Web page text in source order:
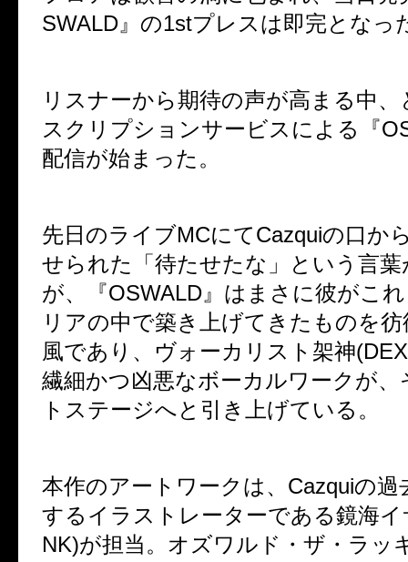
SWALD』の1stプレスは即完となっ
リスナーから期待の声が高まる中
スクリプションサービスによる『
配信が始まった。
先日のライブMCにてCazquiの口か
せられた「待たせたな」という言葉
が、『OSWALD』はまさに彼がこ
リアの中で築き上げてきたものを
風であり、ヴォーカリスト架神
繊細かつ凶悪なボーカルワークが
トステージへと引き上げている。
本作のアートワークは、Cazquiの過
するイラストレーターである鏡海イ
NK)が担当。オズワルド・ザ・ラッ